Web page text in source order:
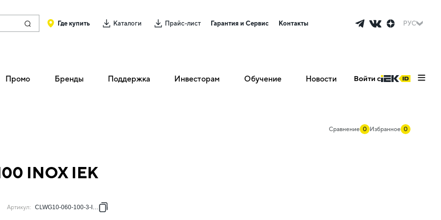
Где купить Каталоги Прайс-лист Гарантия и Сервис Контакты РУС
Промо Бренды Поддержка Инвесторам Обучение Новости Войти с
Сравнение 0 Избранное 0
INOX IEK
Артикул: CLWG10-060-100-3-INOX